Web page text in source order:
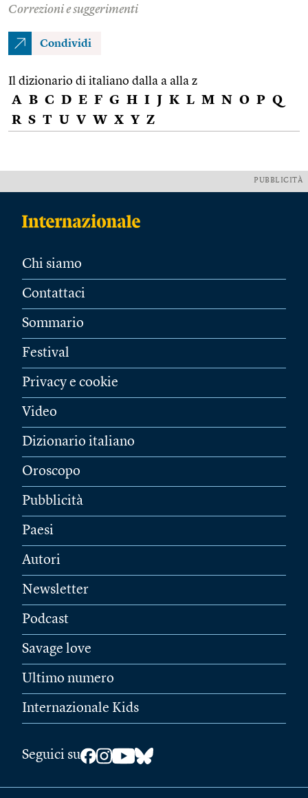
Correzioni e suggerimenti
Condividi
Il dizionario di italiano dalla a alla z
A B C D E F G H I J K L M N O P Q
R S T U V W X Y Z
PUBBLICITÀ
Chi siamo
Contattaci
Sommario
Festival
Privacy e cookie
Video
Dizionario italiano
Oroscopo
Pubblicità
Paesi
Autori
Newsletter
Podcast
Savage love
Ultimo numero
Internazionale Kids
Seguici su